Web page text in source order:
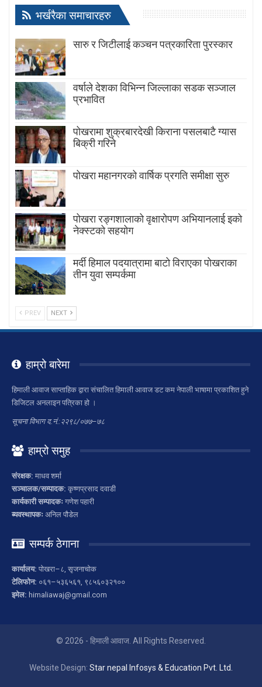
भर्खरैका समाचारहरु
सारु र जिटीलाई कञ्चन पत्रकारिता पुरस्कार
वर्षाले देशका विभिन्न जिल्लाका सडक सञ्जाल
प्रभावित
पोखरामा शुक्रबारदेखी किराना पसलबाटै ग्यास
बिक्री गरिने
पोखरा महानगरको वार्षिक प्रगति समीक्षा सुरु
पोखरा रङ्गशालाको वृक्षारोपण अभियानलाई इको
नेक्स्टको सहयोग
मर्दी हिमाल पदयात्रामा बाटाे विराएका पाेखराका
तीन युवा सम्पर्कमा
PREV NEXT
हाम्रो बारेमा
हिमाली आवाज साप्ताहिक द्वारा संचालित हिमाली आवाज डट कम नेपाली भाषामा प्रकाशित हुने
डिजिटल अनलाइन पत्रिका हो ।
सूचना विभाग द.नं.:२२९८/०७७–७८
हाम्रो समुह
संरक्षक: माधव शर्मा
सञ्चालक/सम्पादक: कृष्णप्रसाद दवाडी
कार्यकारी सम्पादकः गणेश पहारी
ब्यवस्थापकः अनिल पौडेल
सम्पर्क ठेगाना
कार्यालय: पोखरा–८, सृजनाचोक
टेलिफोन: ०६१–५३६५६१, ९८५६०३२१००
इमेल: himaliawaj@gmail.com
© 2026 - हिमाली आवाज. All Rights Reserved.
Website Design: Star nepal Infosys & Education Pvt. Ltd.